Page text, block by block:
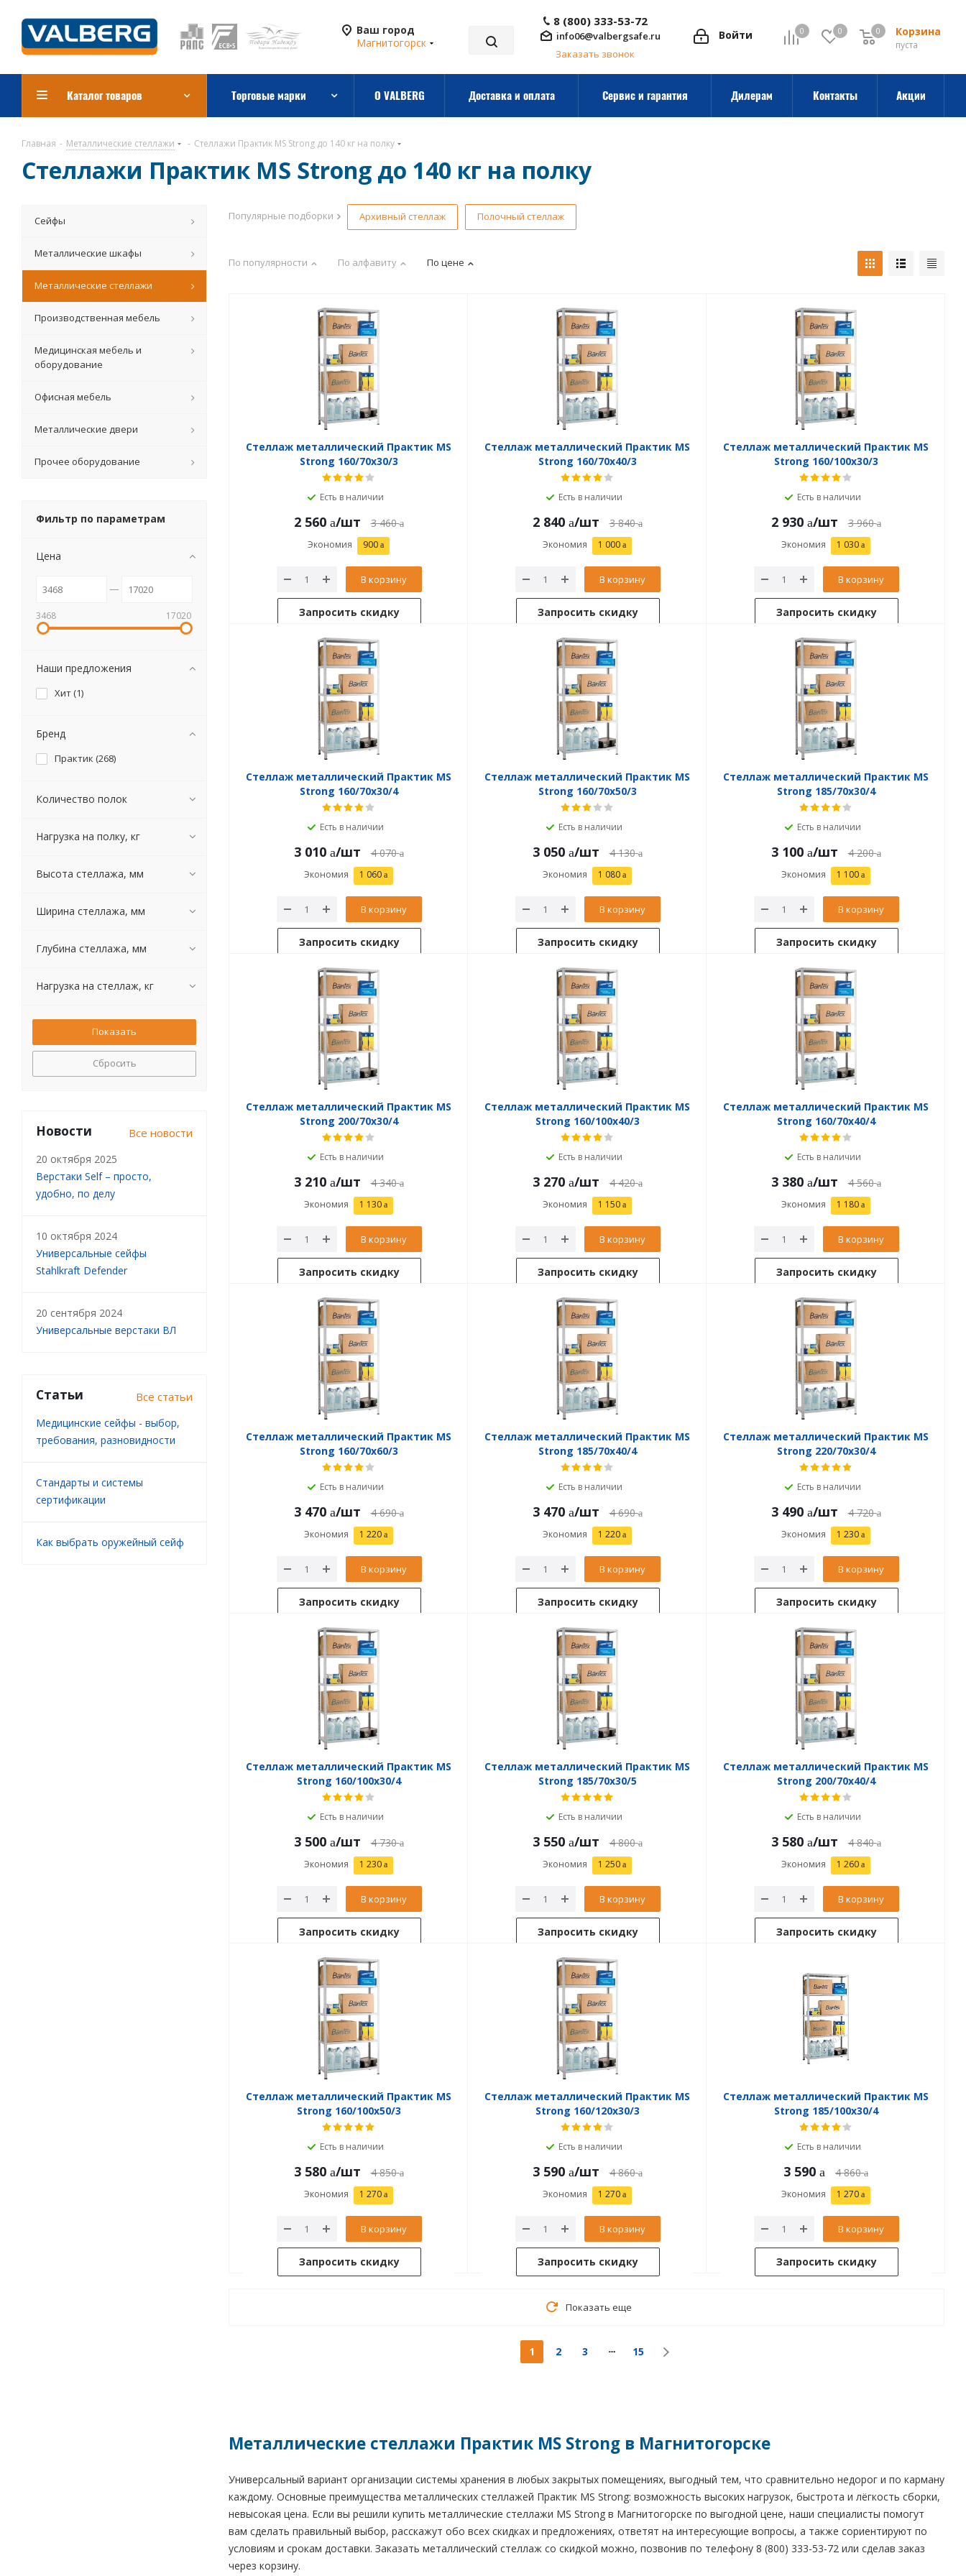
Ваш город
Магнитогорск
0 0 Корзина
0
пуста
0
Войти
8 (800) 333-53-72
info06@valbergsafe.ru
Заказать звонок
Каталог товаров Торговые марки О VALBERG Доставка и оплата Сервис и гарантия Дилерам Контакты Акции
Главная - Металлические стеллажи - Стеллажи Практик MS Strong до 140 кг на полку
Стеллажи Практик MS Strong до 140 кг на полку
Популярные подборки Архивный стеллаж Полочный стеллаж
По популярности По алфавиту По цене
Стеллаж металлический Практик MS
Strong 160/70x30/3
Есть в наличии
2 560 /шт 3 460
Экономия 900
В корзину
Запросить скидку
Стеллаж металлический Практик MS
Strong 160/70x40/3
Есть в наличии
2 840 /шт 3 840
Экономия 1 000
В корзину
Запросить скидку
Стеллаж металлический Практик MS
Strong 160/100x30/3
Есть в наличии
2 930 /шт 3 960
Экономия 1 030
В корзину
Запросить скидку
Стеллаж металлический Практик MS
Strong 160/70x30/4
Есть в наличии
3 010 /шт 4 070
Экономия 1 060
В корзину
Запросить скидку
Стеллаж металлический Практик MS
Strong 160/70x50/3
Есть в наличии
3 050 /шт 4 130
Экономия 1 080
В корзину
Запросить скидку
Стеллаж металлический Практик MS
Strong 185/70x30/4
Есть в наличии
3 100 /шт 4 200
Экономия 1 100
В корзину
Запросить скидку
Стеллаж металлический Практик MS
Strong 200/70x30/4
Есть в наличии
3 210 /шт 4 340
Экономия 1 130
В корзину
Запросить скидку
Стеллаж металлический Практик MS
Strong 160/100x40/3
Есть в наличии
3 270 /шт 4 420
Экономия 1 150
В корзину
Запросить скидку
Стеллаж металлический Практик MS
Strong 160/70x40/4
Есть в наличии
3 380 /шт 4 560
Экономия 1 180
В корзину
Запросить скидку
Стеллаж металлический Практик MS
Strong 160/70x60/3
Есть в наличии
3 470 /шт 4 690
Экономия 1 220
В корзину
Запросить скидку
Стеллаж металлический Практик MS
Strong 185/70x40/4
Есть в наличии
3 470 /шт 4 690
Экономия 1 220
В корзину
Запросить скидку
Стеллаж металлический Практик MS
Strong 220/70x30/4
Есть в наличии
3 490 /шт 4 720
Экономия 1 230
В корзину
Запросить скидку
Стеллаж металлический Практик MS
Strong 160/100x30/4
Есть в наличии
3 500 /шт 4 730
Экономия 1 230
В корзину
Запросить скидку
Стеллаж металлический Практик MS
Strong 185/70x30/5
Есть в наличии
3 550 /шт 4 800
Экономия 1 250
В корзину
Запросить скидку
Стеллаж металлический Практик MS
Strong 200/70x40/4
Есть в наличии
3 580 /шт 4 840
Экономия 1 260
В корзину
Запросить скидку
Стеллаж металлический Практик MS
Strong 160/100x50/3
Есть в наличии
3 580 /шт 4 850
Экономия 1 270
В корзину
Запросить скидку
Стеллаж металлический Практик MS
Strong 160/120x30/3
Есть в наличии
3 590 /шт 4 860
Экономия 1 270
В корзину
Запросить скидку
Стеллаж металлический Практик MS
Strong 185/100x30/4
Есть в наличии
3 590 4 860
Экономия 1 270
В корзину
Запросить скидку
Показать еще
1 2 3 15
Металлические стеллажи Практик MS Strong в Магнитогорске
Универсальный вариант организации системы хранения в любых закрытых помещениях, выгодный тем, что сравнительно недорог и по карману
каждому. Основные преимущества металлических стеллажей Практик MS Strong: возможность высоких нагрузок, быстрота и лёгкость сборки,
невысокая цена. Если вы решили купить металлические стеллажи MS Strong в Магнитогорске по выгодной цене, наши специалисты помогут
вам сделать правильный выбор, расскажут обо всех скидках и предложениях, ответят на интересующие вопросы, а также сориентируют по
условиям и срокам доставки. Заказать металлический стеллаж со скидкой можно, позвонив по телефону 8 (800) 333-53-72 или сделав заказ
через корзину.
Сейфы
Металлические шкафы
Металлические стеллажи
Производственная мебель
Медицинская мебель и
оборудование
Офисная мебель
Металлические двери
Прочее оборудование
Фильтр по параметрам
Цена
3468 17020
Наши предложения
Хит (1)
Бренд
Практик (268)
Количество полок
Нагрузка на полку, кг
Высота стеллажа, мм
Ширина стеллажа, мм
Глубина стеллажа, мм
Нагрузка на стеллаж, кг
Сбросить
Новости Все новости
20 октября 2025
Верстаки Self – просто,
удобно, по делу
10 октября 2024
Универсальные сейфы
Stahlkraft Defender
20 сентября 2024
Универсальные верстаки ВЛ
Статьи Все статьи
Медицинские сейфы - выбор,
требования, разновидности
Стандарты и системы
сертификации
Как выбрать оружейный сейф